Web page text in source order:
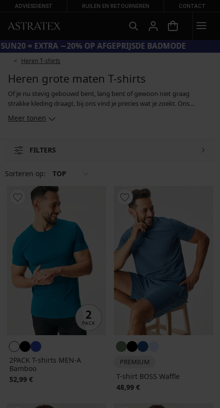
ADVIESDIENST RUILEN EN RETOURNEREN CONTACT
CODE SUN20 = EXTRA −20% OP AFGEPRIJSDE BADMODE
Heren T-shirts
Heren grote maten T-shirts
Of je nu stevig gebouwd bent, lang bent of gewoon niet graag
strakke kleding draagt, bij ons vind je precies wat je zoekt. Ons
bieden wij eenvoudige basic T-shirts, kleurrijke T-shirts met opdruk en
comfortabel zijn om te dragen, ademen en hun vorm behouden, zelfs
Meer tonen
FILTERS
Sorteren op: TOP
2PACK T-shirts MEN-A
Bamboo
52,99 €
PREMIUM
T-shirt BOSS Waffle
48,99 €